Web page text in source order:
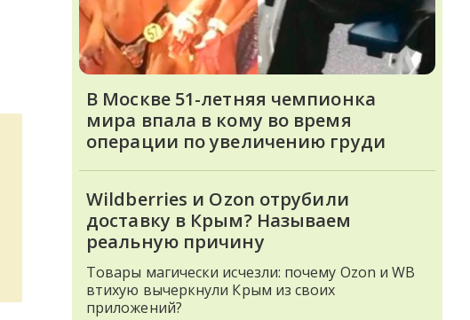
В Москве 51-летняя чемпионка
мира впала в кому во время
операции по увеличению груди
Wildberries и Ozon отрубили
доставку в Крым? Называем
реальную причину
Товары магически исчезли: почему Ozon и WB
втихую вычеркнули Крым из своих
приложений?